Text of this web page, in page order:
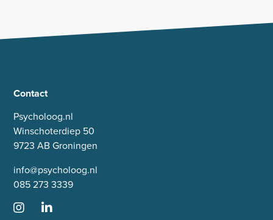
Contact
Psycholoog.nl
Winschoterdiep 50
9723 AB Groningen
info@psycholoog.nl
085 273 3339